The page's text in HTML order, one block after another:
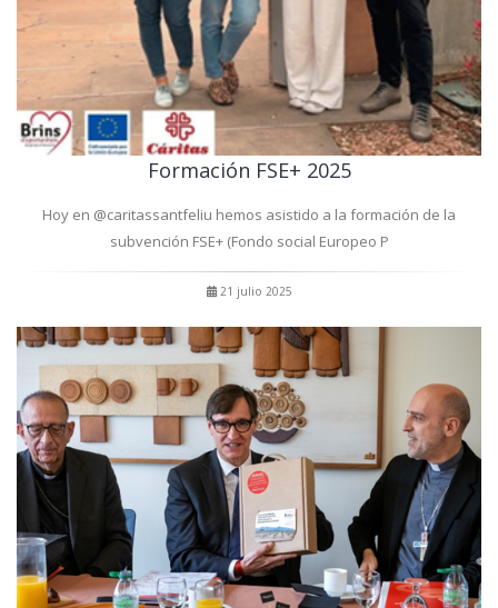
Formación FSE+ 2025
Hoy en @caritassantfeliu hemos asistido a la formación de la
subvención FSE+ (Fondo social Europeo P
21 julio 2025